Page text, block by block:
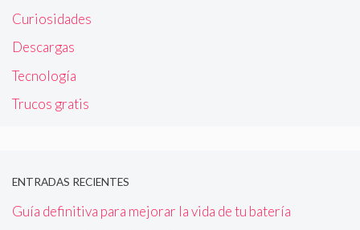
Curiosidades
Descargas
Tecnología
Trucos gratis
ENTRADAS RECIENTES
Guía definitiva para mejorar la vida de tu batería